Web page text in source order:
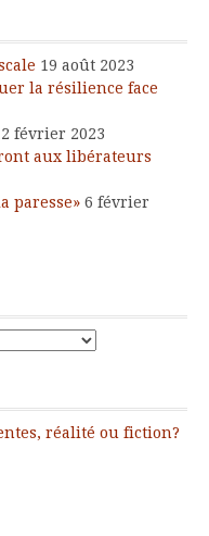
19 août 2023
la résilience face
février 2023
aux libérateurs
paresse» 6 février
réalité ou fiction?